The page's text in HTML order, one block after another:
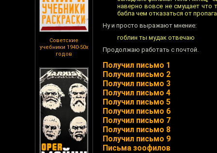
Советские
учебники 1940-50х
годов
наверно вовсе не смущает что
бабла чем отказаться от
Ну и просто выражают мнение:
гоблин ты мудак отвечаю
Продолжаю работать с почтой.
Получил письмо 1
Получил письмо 2
Получил письмо 3
Получил письмо 4
Получил письмо 5
Получил письмо 6
Получил письмо 7
Получил письмо 8
Получил письмо 9
Письма зоофилов